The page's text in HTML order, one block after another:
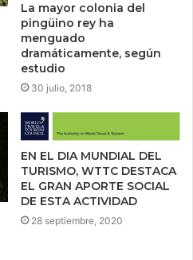
La mayor colonia del
pingüino rey ha
menguado
dramáticamente, según
estudio
30 julio, 2018
EN EL DIA MUNDIAL DEL
TURISMO, WTTC DESTACA
EL GRAN APORTE SOCIAL
DE ESTA ACTIVIDAD
28 septiembre, 2020